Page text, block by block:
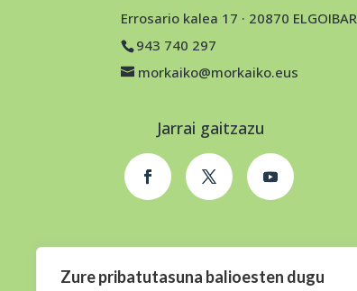
Zure pribatutasuna balioesten dugu
Errosario kalea 17 · 20870 ELGOIBAR
943 740 297
morkaiko@morkaiko.eus
Jarrai gaitzazu